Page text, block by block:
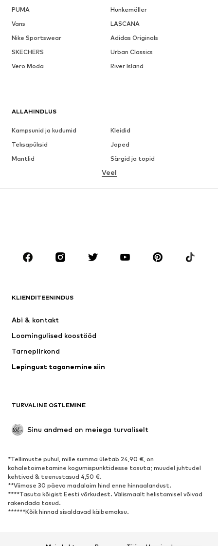
PUMA
Hunkemöller
Vans
LASCANA
Nike Sportswear
Adidas Originals
SKECHERS
Urban Classics
Vero Moda
River Island
ALLAHINDLUS
Kampsunid ja kudumid
Kleidid
Teksapüksid
Joped
Mantlid
Särgid ja topid
Pesu
Seelikud
Pluusid ja tuunikad
Aksessuaarid
Premium
Uus
Pesu
Mantlid
Sündmused
Eksklusiivne
JALANÕUD
Uus
Vabaaja jalanõud
Pahkluusaapad
Kontsasaapad ja -kingad
Saapad
Veel
KLIENDITEENINDUS
Abi & kontakt
Loomingulised koostööd
Tarnepiirkond
Lepingust taganemine siin
TURVALINE OSTLEMINE
Sinu andmed on meiega turvaliselt
*Tellimuste puhul, mille summa ületab 24,90 €, on
kohaletoimetamine kogumispunktidesse tasuta; muudel juhtudel
kehtivad & teenustasud 4,50 €.
**Viimase 30 päeva madalaim hind enne hinnaalandust.
****Tasuta kõigist Eesti võrkudest. Välismaalt helistamisel võivad
rakendada tasud.
******Kõik hinnad sisaldavad käibemaksu.